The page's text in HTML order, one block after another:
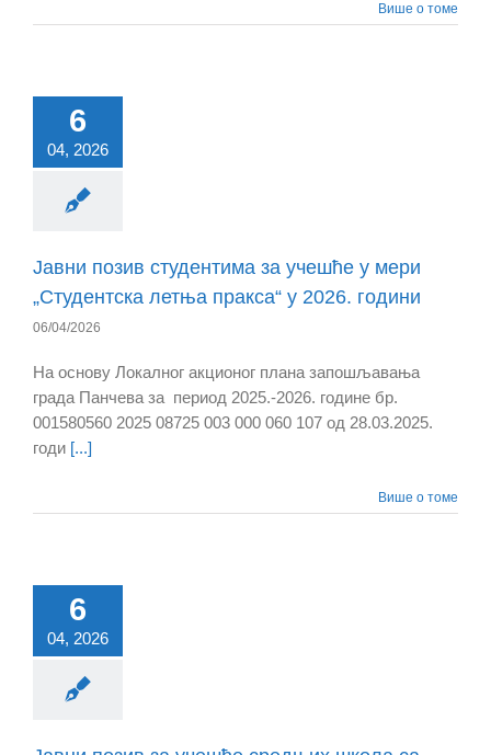
Више о томе
6
04, 2026
Јавни позив студентима за учешће у мери
„Студентска летња пракса“ у 2026. години
06/04/2026
На основу Локалног акционог плана запошљавања
града Панчева за период 2025.-2026. године бр.
001580560 2025 08725 003 000 060 107 од 28.03.2025.
годи [...]
Више о томе
6
04, 2026